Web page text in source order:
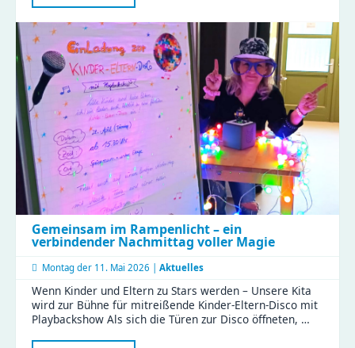
Familien-
Feiertag
Naturkinderhaus
Gemeinsam im Rampenlicht – ein
verbindender Nachmittag voller Magie
Montag der 11. Mai 2026 | Aktuelles
Wenn Kinder und Eltern zu Stars werden – Unsere Kita
wird zur Bühne für mitreißende Kinder-Eltern-Disco mit
Playbackshow Als sich die Türen zur Disco öffneten, …